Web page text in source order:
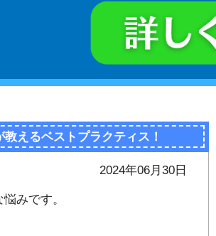
えるベストプラクティス！
2024年06月30日
みです。